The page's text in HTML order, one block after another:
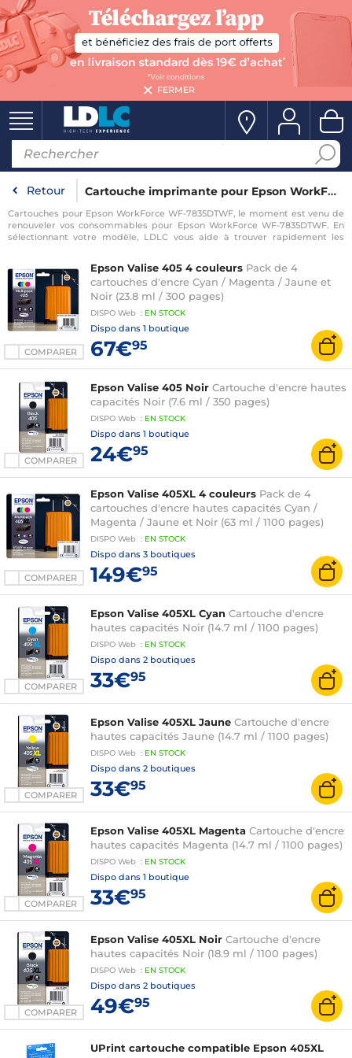
FERMER
Retour Cartouche imprimante pour Epson WorkForce WF-7835DTWF
Cartouches pour Epson WorkForce WF-7835DTWF, le moment est venu de
renouveler vos consommables pour Epson WorkForce WF-7835DTWF. En
sélectionnant votre modèle, LDLC vous aide à trouver rapidement les
COMPARER
Epson Valise 405 4 couleurs Pack de 4
cartouches d'encre Cyan / Magenta / Jaune et
Noir (23.8 ml / 300 pages)
DISPO Web : EN STOCK
Dispo dans 1 boutique
67€95
COMPARER
Epson Valise 405 Noir Cartouche d'encre hautes
capacités Noir (7.6 ml / 350 pages)
DISPO Web : EN STOCK
Dispo dans 1 boutique
24€95
COMPARER
Epson Valise 405XL 4 couleurs Pack de 4
cartouches d'encre hautes capacités Cyan /
Magenta / Jaune et Noir (63 ml / 1100 pages)
DISPO Web : EN STOCK
Dispo dans 3 boutiques
149€95
COMPARER
Epson Valise 405XL Cyan Cartouche d'encre
hautes capacités Noir (14.7 ml / 1100 pages)
DISPO Web : EN STOCK
Dispo dans 2 boutiques
33€95
COMPARER
Epson Valise 405XL Jaune Cartouche d'encre
hautes capacités Jaune (14.7 ml / 1100 pages)
DISPO Web : EN STOCK
Dispo dans 2 boutiques
33€95
COMPARER
Epson Valise 405XL Magenta Cartouche d'encre
hautes capacités Magenta (14.7 ml / 1100 pages)
DISPO Web : EN STOCK
Dispo dans 1 boutique
33€95
COMPARER
Epson Valise 405XL Noir Cartouche d'encre
hautes capacités Noir (18.9 ml / 1100 pages)
DISPO Web : EN STOCK
Dispo dans 2 boutiques
49€95
UPrint cartouche compatible Epson 405XL